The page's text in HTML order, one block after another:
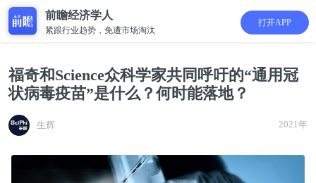
前瞻经济学人
紧跟行业趋势，免遭市场淘汰
打开APP
福奇和Science众科学家共同呼吁的“通用冠
状病毒疫苗”是什么？何时能落地？
生辉 2021年